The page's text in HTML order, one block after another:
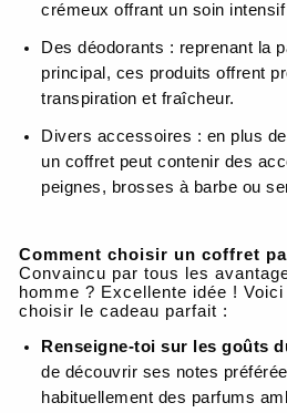
crémeux offrant un soin intensif
Des déodorants : reprenant la
principal, ces produits offrent
transpiration et fraîcheur.
Divers accessoires : en plus
un coffret peut contenir des
peignes, brosses à barbe ou
Comment choisir un coffret
Convaincu par tous les
homme ? Excellente idée !
choisir le cadeau parfait :
Renseigne-toi sur les goûts
de découvrir ses notes
habituellement des parfums